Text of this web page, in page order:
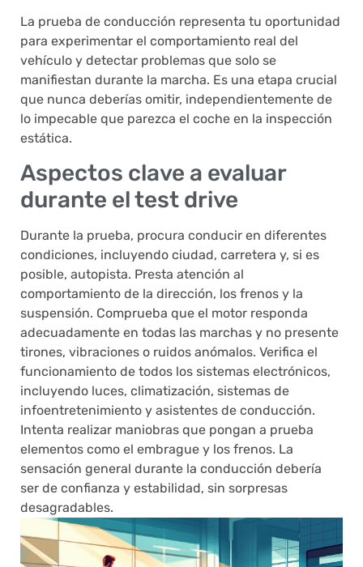
La prueba de conducción representa tu oportunidad
para experimentar el comportamiento real del
vehículo y detectar problemas que solo se
manifiestan durante la marcha. Es una etapa crucial
que nunca deberías omitir, independientemente de
lo impecable que parezca el coche en la inspección
estática.
Aspectos clave a evaluar
durante el test drive
Durante la prueba, procura conducir en diferentes
condiciones, incluyendo ciudad, carretera y, si es
posible, autopista. Presta atención al
comportamiento de la dirección, los frenos y la
suspensión. Comprueba que el motor responda
adecuadamente en todas las marchas y no presente
tirones, vibraciones o ruidos anómalos. Verifica el
funcionamiento de todos los sistemas electrónicos,
incluyendo luces, climatización, sistemas de
infoentretenimiento y asistentes de conducción.
Intenta realizar maniobras que pongan a prueba
elementos como el embrague y los frenos. La
sensación general durante la conducción debería
ser de confianza y estabilidad, sin sorpresas
desagradables.